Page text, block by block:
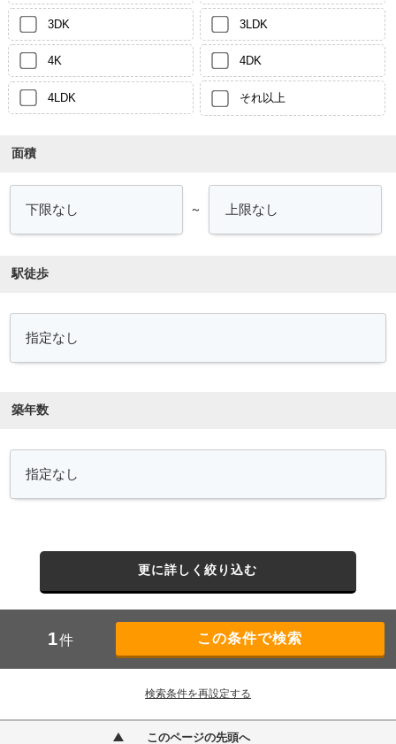
3DK 3LDK
4K 4DK
4LDK それ以上
面積
～
駅徒歩
築年数
更に詳しく絞り込む
1件
検索条件を再設定する
このページの先頭へ